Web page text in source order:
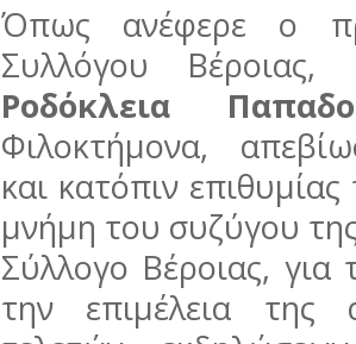
Όπως ανέφερε ο
Συλλόγου Βέροιας,
Ροδόκλεια
Φιλοκτήμονα,
και κατόπιν
μνήμη του συζύγου
Σύλλογο Βέροιας, για
την επιμέλεια της